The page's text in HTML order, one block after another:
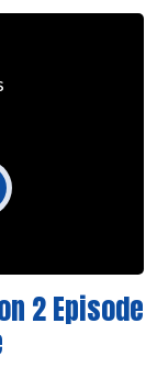
2 Episode